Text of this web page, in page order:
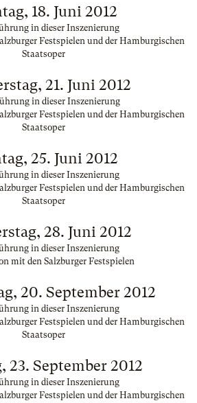
18. Juni 2012
in dieser Inszenierung
Festspielen und der Hamburgischen
Staatsoper
21. Juni 2012
in dieser Inszenierung
Festspielen und der Hamburgischen
Staatsoper
25. Juni 2012
in dieser Inszenierung
Festspielen und der Hamburgischen
Staatsoper
28. Juni 2012
in dieser Inszenierung
mit den Salzburger Festspielen
20. September 2012
in dieser Inszenierung
Festspielen und der Hamburgischen
Staatsoper
23. September 2012
in dieser Inszenierung
Festspielen und der Hamburgischen